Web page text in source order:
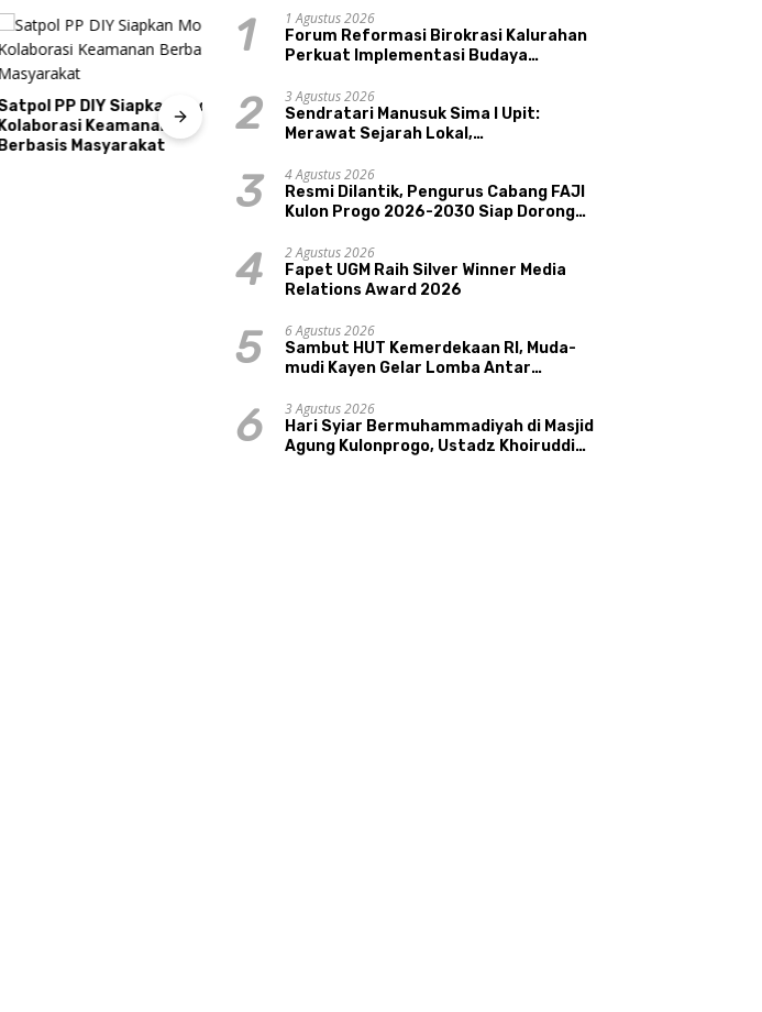
PP DIY Siapkan Model
Keamanan
Masyarakat
Semanis Madu
Condongcatur
Kalurahan Condongcatur
Tingkatkan Kapasitas 30
1
1 Agustus 2026
Forum Reformasi Birokrasi Kalurahan
Perkuat Implementasi Budaya
Kepamongan DIY
2
3 Agustus 2026
Sendratari Manusuk Sima I Upit:
Merawat Sejarah Lokal,
Pariwisata, dan Ekologi Klaten
3
4 Agustus 2026
Resmi Dilantik, Pengurus Cabang FAJI
Kulon Progo 2026-2030 Siap Dorong
Sungai Progo
4
2 Agustus 2026
Fapet UGM Raih Silver Winner Media
Relations Award 2026
5
6 Agustus 2026
Sambut HUT Kemerdekaan RI, Muda-
mudi Kayen Gelar Lomba Antar
6
3 Agustus 2026
Hari Syiar Bermuhammadiyah di Masjid
Agung Kulonprogo, Ustadz Khoiruddin